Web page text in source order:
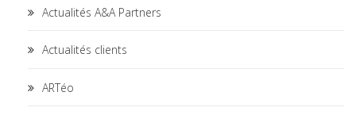
Actualités A&A Partners
Actualités clients
ARTéo